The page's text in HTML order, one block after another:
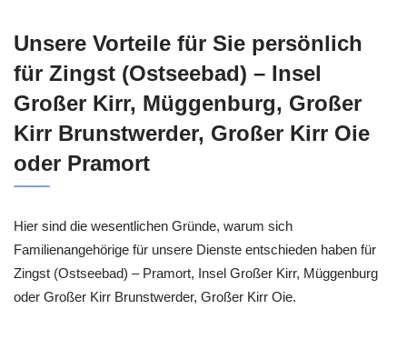
Unsere Vorteile für Sie persönlich
für Zingst (Ostseebad) – Insel
Großer Kirr, Müggenburg, Großer
Kirr Brunstwerder, Großer Kirr Oie
oder Pramort
Hier sind die wesentlichen Gründe, warum sich
Familienangehörige für unsere Dienste entschieden haben für
Zingst (Ostseebad) – Pramort, Insel Großer Kirr, Müggenburg
oder Großer Kirr Brunstwerder, Großer Kirr Oie.